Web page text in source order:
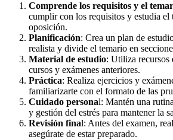
Comprende los requisitos y el
cumplir con los requisitos y estudia el
oposición.
Planificación: Crea un plan de
realista y divide el temario en
Material de estudio: Utiliza recursos
cursos y exámenes anteriores.
Práctica: Realiza ejercicios y
familiarizarte con el formato de las
Cuidado personal: Mantén una
y gestión del estrés para mantener la
Revisión final: Antes del examen,
asegúrate de estar preparado.